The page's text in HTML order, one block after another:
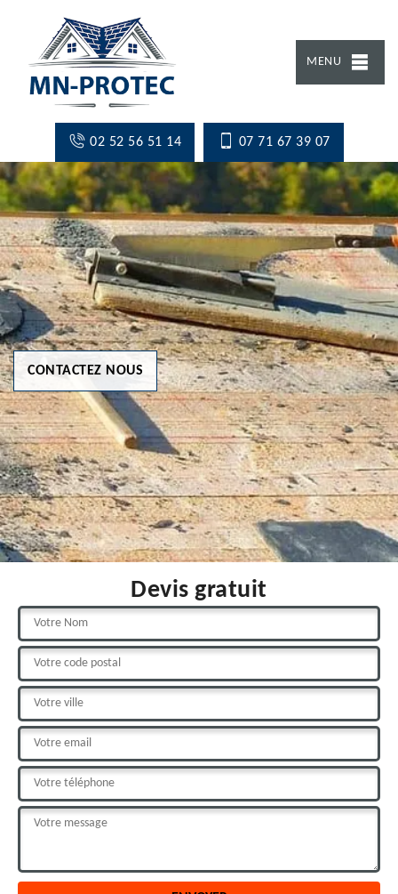
MENU
02 52 56 51 14 07 71 67 39 07
CONTACTEZ NOUS
Devis gratuit